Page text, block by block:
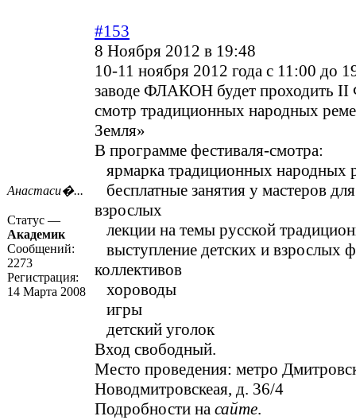
Анастаси�...
Статус —
Академик
Сообщений:
2273
Регистрация:
14 Марта 2008
#153
8 Ноября 2012 в 19:48
10-11 ноября 2012 года с 11:00 до
заводе ФЛАКОН будет проходить II
смотр традиционных народных
Земля»
В программе фестиваля-смотра:
ярмарка традиционных народных
бесплатные занятия у мастеров
взрослых
лекции на темы русской
выступление детских и взрослых
коллективов
хороводы
игры
детский уголок
Вход свободный.
Место проведения: метро
Новодмитровскеая, д. 36/4
Подробности на сайте.